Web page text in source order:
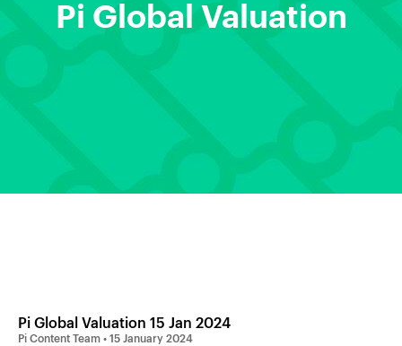
Pi Global Valuation
Pi Global Valuation 15 Jan 2024
Pi Content Team 15 January 2024